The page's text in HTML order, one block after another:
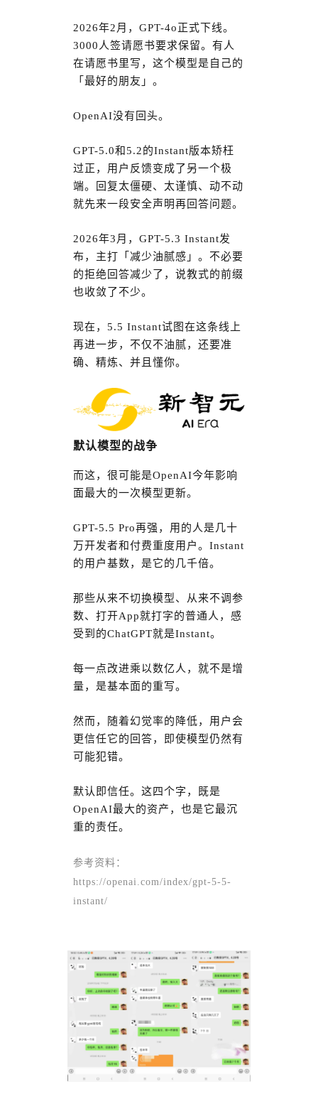
2026年2月，GPT-4o正式下线。
3000人签请愿书要求保留。有人
在请愿书里写，这个模型是自己的
「最好的朋友」。
OpenAI没有回头。
GPT-5.0和5.2的Instant版本矫枉
过正，用户反馈变成了另一个极
端。回复太僵硬、太谨慎、动不动
就先来一段安全声明再回答问题。
2026年3月，GPT-5.3 Instant发
布，主打「减少油腻感」。不必要
的拒绝回答减少了，说教式的前缀
也收敛了不少。
现在，5.5 Instant试图在这条线上
再进一步，不仅不油腻，还要准
确、精炼、并且懂你。
默认模型的战争
而这，很可能是OpenAI今年影响
面最大的一次模型更新。
GPT-5.5 Pro再强，用的人是几十
万开发者和付费重度用户。Instant
的用户基数，是它的几千倍。
那些从来不切换模型、从来不调参
数、打开App就打字的普通人，感
受到的ChatGPT就是Instant。
每一点改进乘以数亿人，就不是增
量，是基本面的重写。
然而，随着幻觉率的降低，用户会
更信任它的回答，即使模型仍然有
可能犯错。
默认即信任。这四个字，既是
OpenAI最大的资产，也是它最沉
重的责任。
参考资料：
https://openai.com/index/gpt-5-5-
instant/